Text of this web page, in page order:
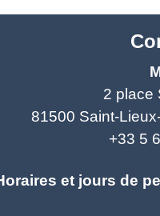
2 place
81500 Saint-
+33 5
et jours de